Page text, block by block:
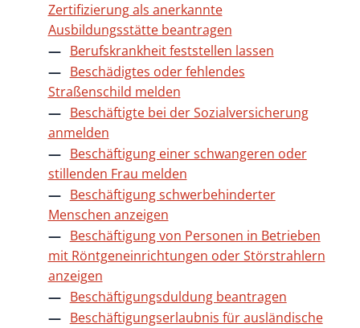
Zertifizierung als anerkannte
Ausbildungsstätte beantragen
Berufskrankheit feststellen lassen
Beschädigtes oder fehlendes
Straßenschild melden
Beschäftigte bei der Sozialversicherung
anmelden
Beschäftigung einer schwangeren oder
stillenden Frau melden
Beschäftigung schwerbehinderter
Menschen anzeigen
Beschäftigung von Personen in Betrieben
mit Röntgeneinrichtungen oder Störstrahlern
anzeigen
Beschäftigungsduldung beantragen
Beschäftigungserlaubnis für ausländische